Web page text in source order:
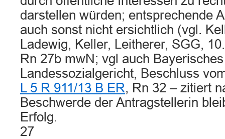
darstellen würden; entsprechende
auch sonst nicht ersichtlich (vgl.
Ladewig, Keller, Leitherer, SGG,
Rn 27b mwN; vgl auch Bayerisches
Landessozialgericht, Beschluss
L 5 R 911/13 B ER, Rn 32 – zitiert
Beschwerde der Antragstellerin
Erfolg.
27